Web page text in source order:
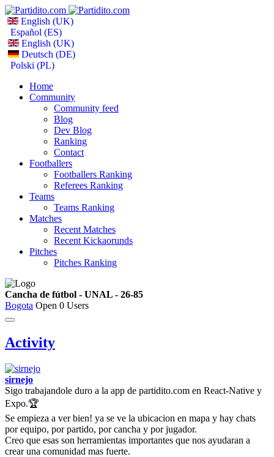
English (UK)
Español (ES)
English (UK)
Deutsch (DE)
Polski (PL)
Home
Community
Community feed
Blog
Dev Blog
Ranking
Contact
Footballers
Footballers Ranking
Referees Ranking
Teams
Teams Ranking
Matches
Recent Matches
Recent Kickaorunds
Pitches
Pitches Ranking
Cancha de fútbol - UNAL - 26-85
Bogota Open 0 Users
Activity
sirnejo
Sigo trabajandole duro a la app de partidito.com en React-Native y
Expo.🏆
Se empieza a ver bien! ya se ve la ubicacion en mapa y hay chats
por equipo, por partido, por cancha y por jugador.
Creo que esas son herramientas importantes que nos ayudaran a
crear una comunidad mas fuerte.